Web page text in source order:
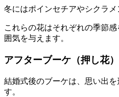
冬にはポインセチアやシクラメ
これらの花はそれぞれの季節
囲気を与えます。
アフターブーケ（押し花
結婚式後のブーケは、思い出
す。